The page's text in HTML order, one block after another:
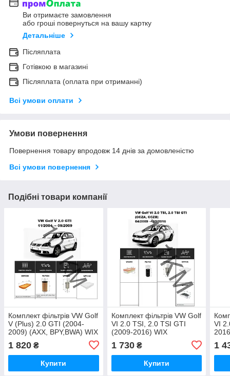
Ви отримаєте замовлення
або гроші повернуться на вашу картку
Детальніше
Післяплата
Готівкою в магазині
Післяплата (оплата при отриманні)
Всі умови оплати
Умови повернення
Повернення товару впродовж 14 днів за домовленістю
Всі умови повернення
Подібні товари компанії
Комплект фільтрів VW Golf
V (Plus) 2.0 GTI (2004-
2009) (AXX, BPY,BWA) WIX
1 820 ₴
Купити
Комплект фільтрів VW Golf
VI 2.0 TSI, 2.0 TSI GTI
(2009-2016) WIX
1 730₴
Купити
VI
1